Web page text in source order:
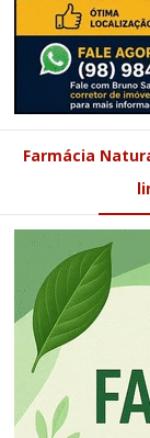
Farmácia